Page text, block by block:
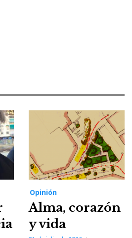
Opinión
Alma, corazón
y vida